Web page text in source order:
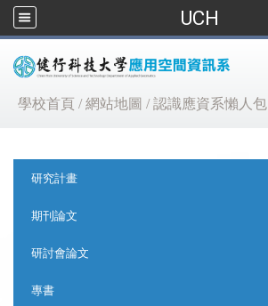
UCH
學校首頁 /網站地圖 /認識應資系懶人包
研究計畫
期刊論文
研討會論文
專書